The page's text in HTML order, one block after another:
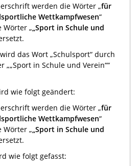
werden die Wörter „für
Wettkampfwesen“
„ „Sport in Schule und
das Wort „Schulsport“ durch
„„Sport in Schule und Verein““
wie folgt geändert:
werden die Wörter „für
Wettkampfwesen“
„ „Sport in Schule und
wie folgt gefasst: